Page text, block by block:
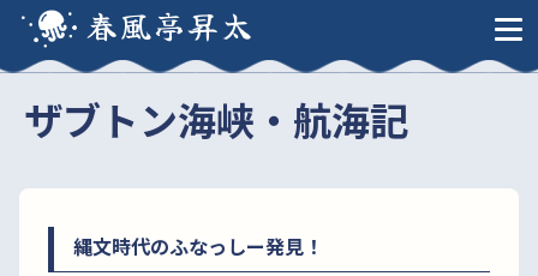
春風亭昇太
ザブトン海峡・航海記
縄文時代のふなっしー発見！